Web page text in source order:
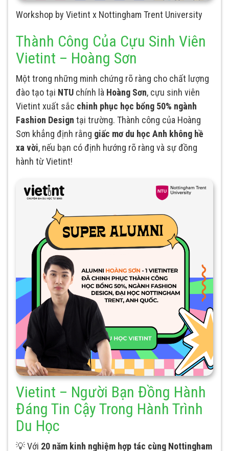
Workshop by Vietint x Nottingham Trent University
Thành Công Của Cựu Sinh Viên
Vietint – Hoàng Sơn
Một trong những minh chứng rõ ràng cho chất lượng
đào tạo tại NTU chính là Hoàng Sơn, cựu sinh viên
Vietint xuất sắc chinh phục học bổng 50% ngành
Fashion Design tại trường. Thành công của Hoàng
Sơn khẳng định rằng giấc mơ du học Anh không hề
xa vời, nếu bạn có định hướng rõ ràng và sự đồng
hành từ Vietint!
Vietint – Người Bạn Đồng Hành
Đáng Tin Cậy Trong Hành Trình
Du Học
💡 Với 20 năm kinh nghiệm hợp tác cùng Nottingham